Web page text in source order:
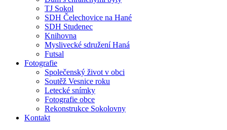
TJ Sokol
SDH Čelechovice na Hané
SDH Studenec
Knihovna
Myslivecké sdružení Haná
Futsal
Fotografie
Společenský život v obci
Soutěž Vesnice roku
Letecké snímky
Fotografie obce
Rekonstrukce Sokolovny
Kontakt